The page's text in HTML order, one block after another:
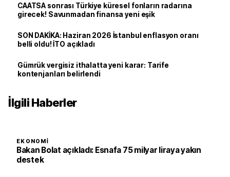
CAATSA sonrası Türkiye küresel fonların radarına
girecek! Savunmadan finansa yeni eşik
SON DAKİKA: Haziran 2026 İstanbul enflasyon oranı
belli oldu! İTO açıkladı
Gümrük vergisiz ithalatta yeni karar: Tarife
kontenjanları belirlendi
İlgili Haberler
EKONOMI
Bakan Bolat açıkladı: Esnafa 75 milyar liraya yakın
destek